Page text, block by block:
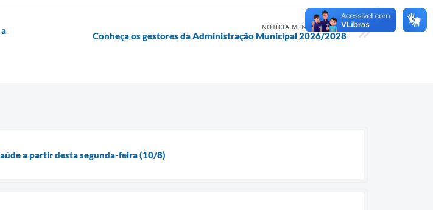
NOTÍCIA MENOS RECENTE
Conheça os gestores da Administração Municipal 2026/2028
a partir desta segunda-feira (10/8)